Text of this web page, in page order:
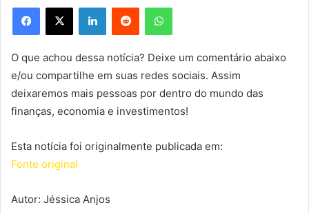
Facebook
X LinkedinReddit WhatsApp
O que achou dessa notícia? Deixe um comentário abaixo
e/ou compartilhe em suas redes sociais. Assim
deixaremos mais pessoas por dentro do mundo das
finanças, economia e investimentos!
Esta notícia foi originalmente publicada em:
Fonte original
Autor: Jéssica Anjos